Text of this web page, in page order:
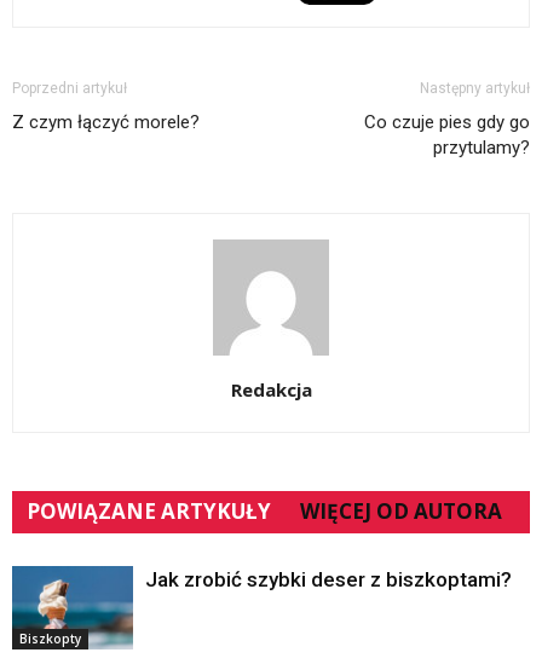
Poprzedni artykuł
Z czym łączyć morele?
Następny artykuł
Co czuje pies gdy go
przytulamy?
Redakcja
POWIĄZANE ARTYKUŁY WIĘCEJ OD AUTORA
Biszkopty
Jak zrobić szybki deser z biszkoptami?